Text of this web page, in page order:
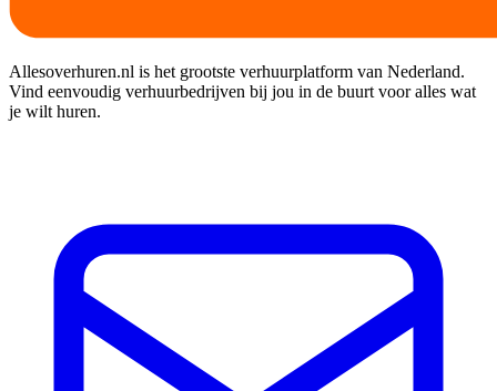
Allesoverhuren.nl is het grootste verhuurplatform van Nederland.
Vind eenvoudig verhuurbedrijven bij jou in de buurt voor alles wat
je wilt huren.